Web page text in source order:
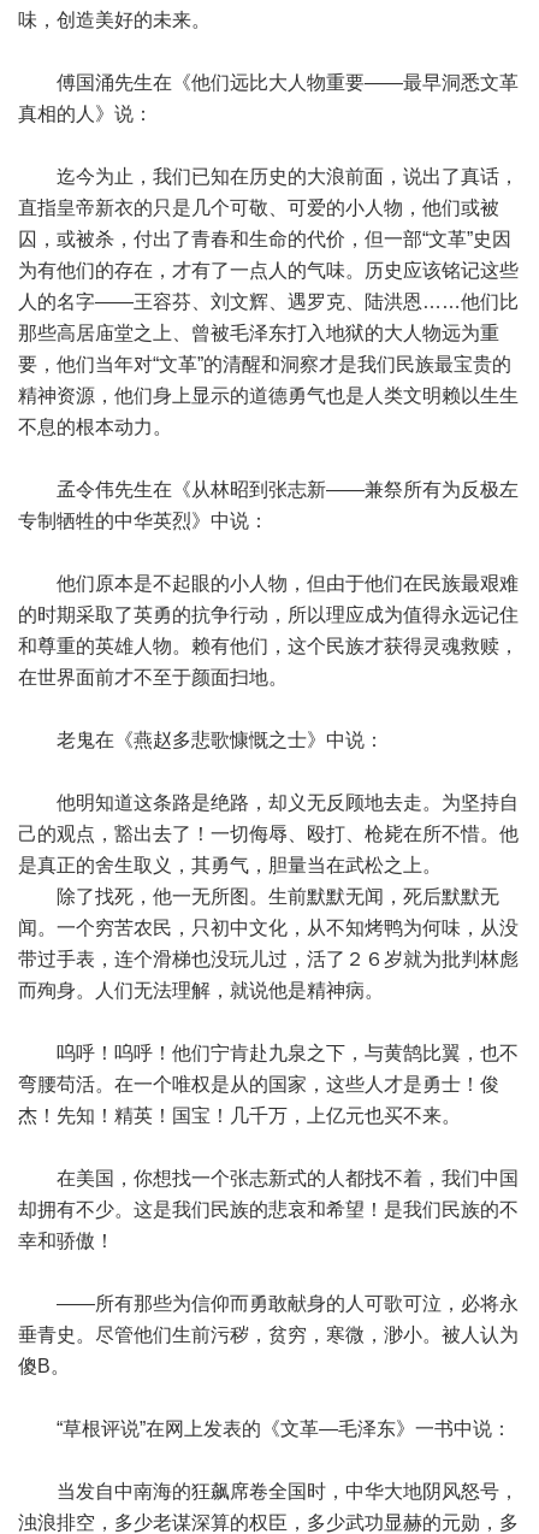
味，创造美好的未来。
傅国涌先生在《他们远比大人物重要——最早洞悉文革
真相的人》说：
迄今为止，我们已知在历史的大浪前面，说出了真话，
直指皇帝新衣的只是几个可敬、可爱的小人物，他们或被
囚，或被杀，付出了青春和生命的代价，但一部“文革”史因
为有他们的存在，才有了一点人的气味。历史应该铭记这些
人的名字——王容芬、刘文辉、遇罗克、陆洪恩……他们比
那些高居庙堂之上、曾被毛泽东打入地狱的大人物远为重
要，他们当年对“文革”的清醒和洞察才是我们民族最宝贵的
精神资源，他们身上显示的道德勇气也是人类文明赖以生生
不息的根本动力。
孟令伟先生在《从林昭到张志新——兼祭所有为反极左
专制牺牲的中华英烈》中说：
他们原本是不起眼的小人物，但由于他们在民族最艰难
的时期采取了英勇的抗争行动，所以理应成为值得永远记住
和尊重的英雄人物。赖有他们，这个民族才获得灵魂救赎，
在世界面前才不至于颜面扫地。
老鬼在《燕赵多悲歌慷慨之士》中说：
他明知道这条路是绝路，却义无反顾地去走。为坚持自
己的观点，豁出去了！一切侮辱、殴打、枪毙在所不惜。他
是真正的舍生取义，其勇气，胆量当在武松之上。
除了找死，他一无所图。生前默默无闻，死后默默无
闻。一个穷苦农民，只初中文化，从不知烤鸭为何味，从没
带过手表，连个滑梯也没玩儿过，活了２６岁就为批判林彪
而殉身。人们无法理解，就说他是精神病。
呜呼！呜呼！他们宁肯赴九泉之下，与黄鹄比翼，也不
弯腰苟活。在一个唯权是从的国家，这些人才是勇士！俊
杰！先知！精英！国宝！几千万，上亿元也买不来。
在美国，你想找一个张志新式的人都找不着，我们中国
却拥有不少。这是我们民族的悲哀和希望！是我们民族的不
幸和骄傲！
——所有那些为信仰而勇敢献身的人可歌可泣，必将永
垂青史。尽管他们生前污秽，贫穷，寒微，渺小。被人认为
傻B。
“草根评说”在网上发表的《文革—毛泽东》一书中说：
当发自中南海的狂飙席卷全国时，中华大地阴风怒号，
浊浪排空，多少老谋深算的权臣，多少武功显赫的元勋，多